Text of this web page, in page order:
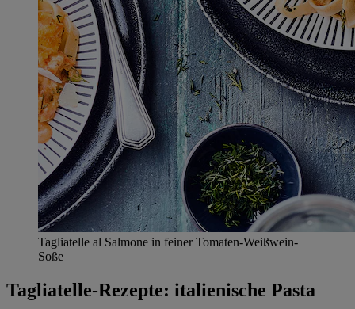
Tagliatelle al Salmone in feiner Tomaten-Weißwein-
Soße
Tagliatelle-Rezepte: italienische Pasta